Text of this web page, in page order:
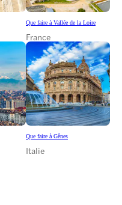
Que faire à Vallée de la Loire
France
Que faire à Gênes
Italie